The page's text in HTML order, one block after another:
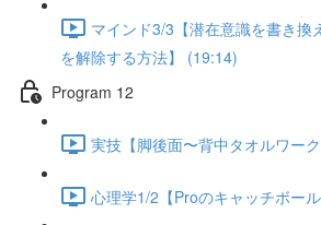
マインド3/3【潜在意識を書き換
を解除する方法】 (19:14)
Program 12
実技【脚後面〜背中タオルワー
心理学1/2【Proのキャッチボー